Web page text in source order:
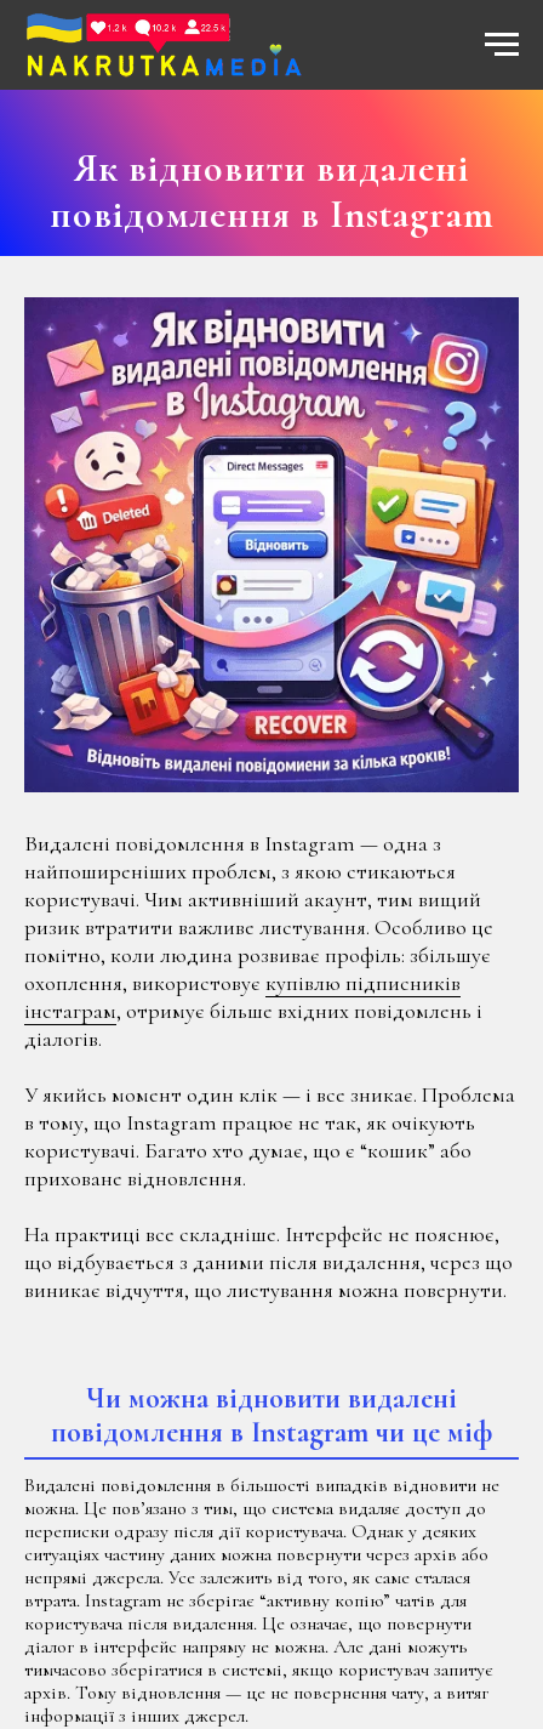
Як відновити видалені
повідомлення в Instagram
Видалені повідомлення в Instagram — одна з
найпоширеніших проблем, з якою стикаються
користувачі. Чим активніший акаунт, тим вищий
ризик втратити важливе листування. Особливо це
помітно, коли людина розвиває профіль: збільшує
охоплення, використовує купівлю підписників
інстаграм, отримує більше вхідних повідомлень і
діалогів.
У якийсь момент один клік — і все зникає. Проблема
в тому, що Instagram працює не так, як очікують
користувачі. Багато хто думає, що є “кошик” або
приховане відновлення.
На практиці все складніше. Інтерфейс не пояснює,
що відбувається з даними після видалення, через що
виникає відчуття, що листування можна повернути.
Чи можна відновити видалені
повідомлення в Instagram чи це міф
Видалені повідомлення в більшості випадків відновити не
можна. Це пов’язано з тим, що система видаляє доступ до
переписки одразу після дії користувача. Однак у деяких
ситуаціях частину даних можна повернути через архів або
непрямі джерела. Усе залежить від того, як саме сталася
втрата. Instagram не зберігає “активну копію” чатів для
користувача після видалення. Це означає, що повернути
діалог в інтерфейс напряму не можна. Але дані можуть
тимчасово зберігатися в системі, якщо користувач запитує
архів. Тому відновлення — це не повернення чату, а витяг
інформації з інших джерел.